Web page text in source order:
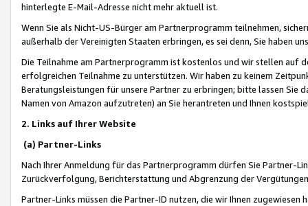
hinterlegte E-Mail-Adresse nicht mehr aktuell ist.
Wenn Sie als Nicht-US-Bürger am Partnerprogramm teilnehmen,
außerhalb der Vereinigten Staaten erbringen, es sei denn, Sie haben
Die Teilnahme am Partnerprogramm ist kostenlos und wir stellen auf
erfolgreichen Teilnahme zu unterstützen. Wir haben zu keinem
Beratungsleistungen für unsere Partner zu erbringen; bitte lassen Sie
Namen von Amazon aufzutreten) an Sie herantreten und Ihnen
2. Links auf Ihrer Website
(a) Partner-Links
Nach Ihrer Anmeldung für das Partnerprogramm dürfen Sie Partner-
Zurückverfolgung, Berichterstattung und Abgrenzung der
Partner-Links müssen die Partner-ID nutzen, die wir Ihnen zugewiesen